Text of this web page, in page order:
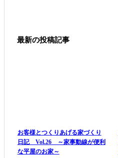
最新の投稿記事
お客様とつくりあげる家づくり
日記 Vol.26 ～家事動線が便利
な平屋のお家～